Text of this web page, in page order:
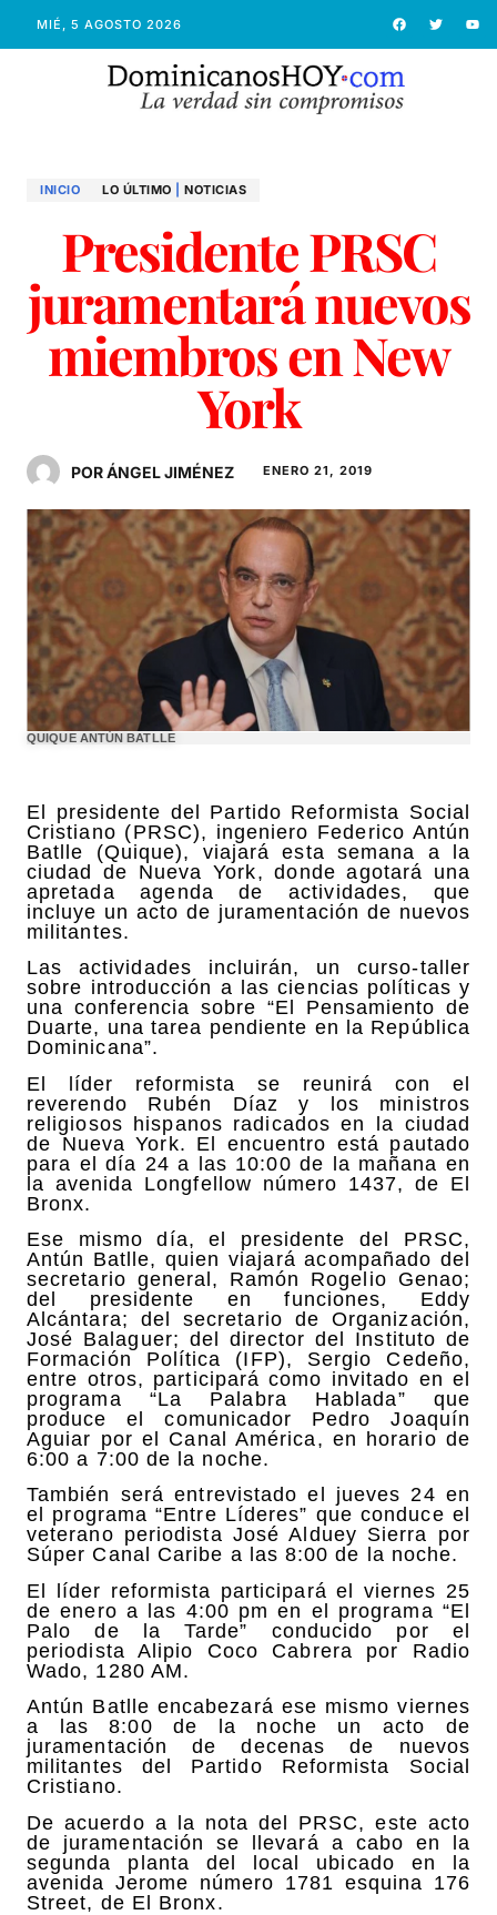
MIÉ, 5 AGOSTO 2026
INICIO LO ÚLTIMO NOTICIAS
Presidente PRSC
juramentará nuevos
miembros en New
York
POR ÁNGEL JIMÉNEZ ENERO 21, 2019
QUIQUE ANTÚN BATLLE
El presidente del Partido Reformista Social
Cristiano (PRSC), ingeniero Federico Antún
Batlle (Quique), viajará esta semana a la
ciudad de Nueva York, donde agotará una
apretada agenda de actividades, que
incluye un acto de juramentación de nuevos
militantes.
Las actividades incluirán, un curso-taller
sobre introducción a las ciencias políticas y
una conferencia sobre “El Pensamiento de
Duarte, una tarea pendiente en la República
Dominicana”.
El líder reformista se reunirá con el
reverendo Rubén Díaz y los ministros
religiosos hispanos radicados en la ciudad
de Nueva York. El encuentro está pautado
para el día 24 a las 10:00 de la mañana en
la avenida Longfellow número 1437, de El
Bronx.
Ese mismo día, el presidente del PRSC,
Antún Batlle, quien viajará acompañado del
secretario general, Ramón Rogelio Genao;
del presidente en funciones, Eddy
Alcántara; del secretario de Organización,
José Balaguer; del director del Instituto de
Formación Política (IFP), Sergio Cedeño,
entre otros, participará como invitado en el
programa “La Palabra Hablada” que
produce el comunicador Pedro Joaquín
Aguiar por el Canal América, en horario de
6:00 a 7:00 de la noche.
También será entrevistado el jueves 24 en
el programa “Entre Líderes” que conduce el
veterano periodista José Alduey Sierra por
Súper Canal Caribe a las 8:00 de la noche.
El líder reformista participará el viernes 25
de enero a las 4:00 pm en el programa “El
Palo de la Tarde” conducido por el
periodista Alipio Coco Cabrera por Radio
Wado, 1280 AM.
Antún Batlle encabezará ese mismo viernes
a las 8:00 de la noche un acto de
juramentación de decenas de nuevos
militantes del Partido Reformista Social
Cristiano.
De acuerdo a la nota del PRSC, este acto
de juramentación se llevará a cabo en la
segunda planta del local ubicado en la
avenida Jerome número 1781 esquina 176
Street, de El Bronx.